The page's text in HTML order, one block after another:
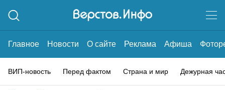
Главное Новости О сайте Реклама Афиша
ВИП-новость Перед фактом Страна и мир Дежурная